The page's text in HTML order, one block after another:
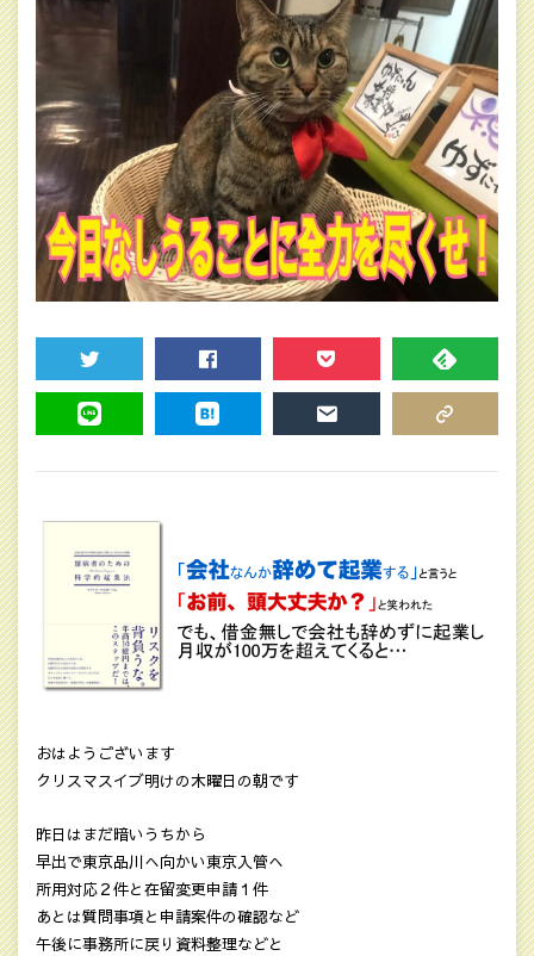
TWEET SHARE POCKET FEEDLY
おはようございます
クリスマスイブ明けの木曜日の朝です
昨日はまだ暗いうちから
早出で東京品川へ向かい東京入管へ
所用対応２件と在留変更申請１件
あとは質問事項と申請案件の確認など
午後に事務所に戻り資料整理などと